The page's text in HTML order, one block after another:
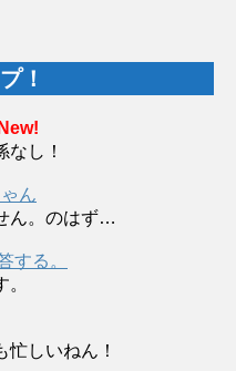
！
New!
し！
ん
ん。のはず…
する。
しいねん！